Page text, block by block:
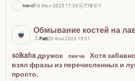
trencl 16 Июл 2025 17:33 778 1
Обмывание костей на
Patt20 Фев 2025 19:01
solkaha дружок пикча
Хотя
взял фразы из перечисленных и
просто.